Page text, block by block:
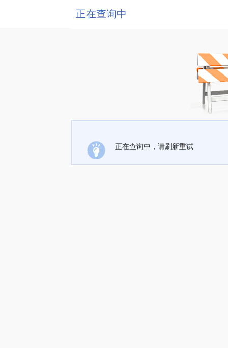
正在查询中
正在查询中，请刷新重试